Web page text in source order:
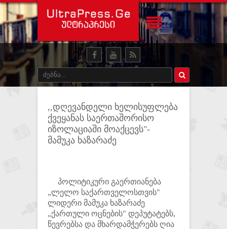
,,დღევანდელი ხელისუფლება
ქვეყანას საერთაშორისო
იზოლაციაში მოაქცევს"-
მამუკა ხაზარაძე
პოლიტიკური გაერთიანება
„ლელო საქართველოსთვის"
ლიდერი მამუკა ხაზარაძე
„ქართული ოცნების" დეპუტატებს,
წევრებსა და მხარდამჭერებს ღია